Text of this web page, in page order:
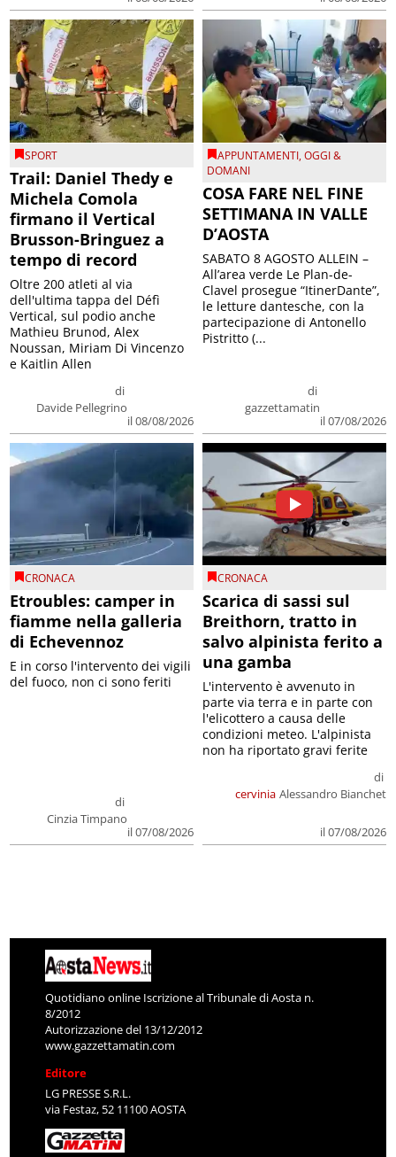
SPORT
Trail: Daniel Thedy e
Michela Comola
firmano il Vertical
Brusson-Bringuez a
tempo di record
di
Davide Pellegrino
il 08/08/2026
Oltre 200 atleti al via
dell'ultima tappa del Défì
Vertical, sul podio anche
Mathieu Brunod, Alex
Noussan, Miriam Di Vincenzo
e Kaitlin Allen
APPUNTAMENTI,OGGI &
DOMANI
COSA FARE NEL FINE
SETTIMANA IN VALLE
D’AOSTA
di
gazzettamatin
il 07/08/2026
SABATO 8 AGOSTO ALLEIN –
All’area verde Le Plan-de-
Clavel prosegue “ItinerDante”,
le letture dantesche, con la
partecipazione di Antonello
Pistritto (...
CRONACA
Etroubles: camper in
fiamme nella galleria
di Echevennoz
di
Cinzia Timpano
il 07/08/2026
E in corso l'intervento dei vigili
del fuoco, non ci sono feriti
CRONACA
Scarica di sassi sul
Breithorn, tratto in
salvo alpinista ferito a
una gamba
cervinia
di
Alessandro Bianchet
il 07/08/2026
L'intervento è avvenuto in
parte via terra e in parte con
l'elicottero a causa delle
condizioni meteo. L'alpinista
non ha riportato gravi ferite
Quotidiano online Iscrizione al Tribunale di Aosta n.
8/2012
Autorizzazione del 13/12/2012
www.gazzettamatin.com
Editore
LG PRESSE S.R.L.
via Festaz, 52 11100 AOSTA